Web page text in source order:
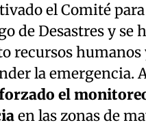
el Comité
de Desastres y se
recursos
la emergencia.
el
en las zonas de